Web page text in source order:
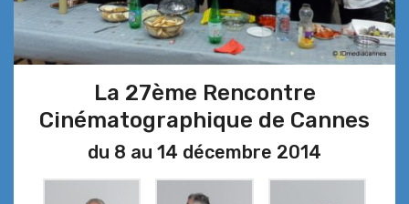
La 27ème Rencontre
Cinématographique de Cannes
du 8 au 14 décembre 2014